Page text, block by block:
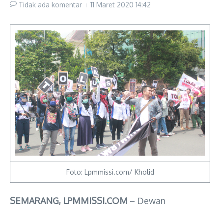
Tidak ada komentar 11 Maret 2020 14:42
Foto: Lpmmissi.com/ Kholid
SEMARANG, LPMMISSI.COM – Dewan